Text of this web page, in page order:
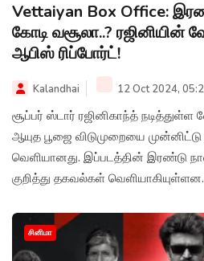
Vettaiyan Box Office:
கோடி வசூலா..?
ஆபிஸ் ரிப்போர்ட்!
Kalandhai 12 Oct 2024,
சூப்பர் ஸ்டார் ரஜினிகாந்த்
ஆயுத பூஜை விடுமுறையை
வெளியானது. இப்படத்தின் இரண்டு
குறித்து தகவல்கள் வெளியாகியுள்ளன.
சினிமா